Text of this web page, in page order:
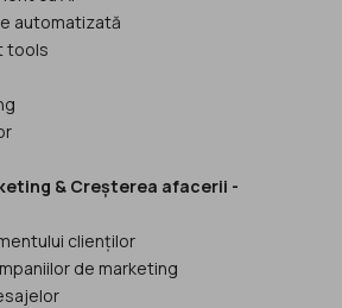
automatizată
tools
& Creșterea afacerii -
clienților
de marketing